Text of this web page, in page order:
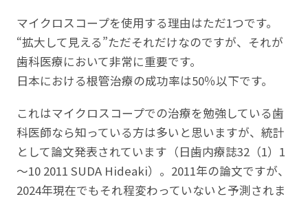
マイクロスコープを使用する理由はただ1つです。
“拡大して見える”ただそれだけなのですが、それが
歯科医療において非常に重要です。
日本における根管治療の成功率は50％以下です。
これはマイクロスコープでの治療を勉強している歯
科医師なら知っている方は多いと思いますが、統計
として論文発表されています（日歯内療誌32（1）1
～10 2011 SUDA Hideaki）。2011年の論文ですが、
2024年現在でもそれ程変わっていないと予測されま